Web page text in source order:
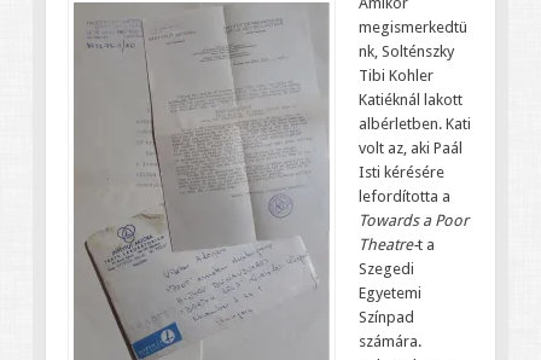
megismerkedtü
nk, Solténszky
Tibi Kohler
Katiéknál lakott
albérletben. Kati
volt az, aki Paál
Isti kérésére
lefordította a
Towards a Poor
Theatre-t a
Szegedi
Egyetemi
Színpad
számára.